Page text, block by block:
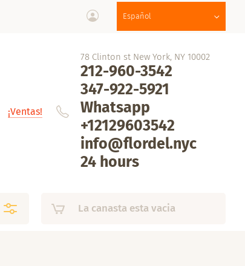
Español
¡Ventas!
78 Clinton st New York, NY 10002
212-960-3542
347-922-5921
Whatsapp
+12129603542
info@flordel.nyc
24 hours
La canasta esta vacia